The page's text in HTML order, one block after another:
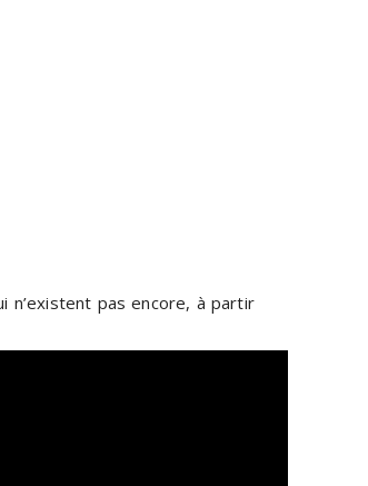
n’existent pas encore, à partir